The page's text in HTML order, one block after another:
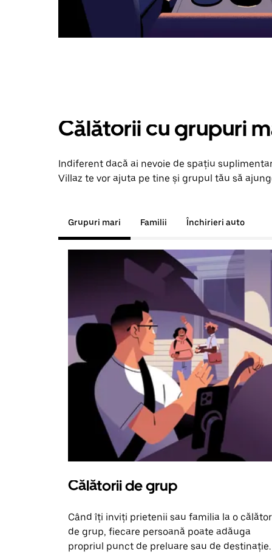
Călătorii cu grupuri
Indiferent dacă ai nevoie de spațiu
Villaz te vor ajuta pe tine și grupul tău să
Grupuri mari Familii Închirieri auto
Călătorii de grup
Când îți inviți prietenii sau familia la o
de grup, fiecare persoană poate adăuga
propriul punct de preluare sau de destinație.